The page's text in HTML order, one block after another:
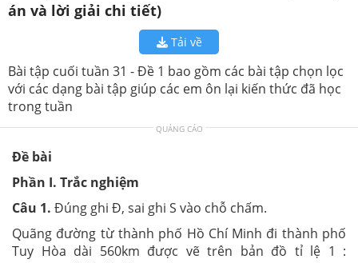
án và lời giải chi tiết)
Tải về
Bài tập cuối tuần 31 - Đề 1 bao gồm các bài tập chọn lọc
với các dạng bài tập giúp các em ôn lại kiến thức đã học
trong tuần
QUẢNG CÁO
Đề bài
Phần I. Trắc nghiệm
Câu 1. Đúng ghi Đ, sai ghi S vào chỗ chấm.
Quãng đường từ thành phố Hồ Chí Minh đi thành phố
Tuy Hòa dài 560km được vẽ trên bản đồ tỉ lệ 1 :